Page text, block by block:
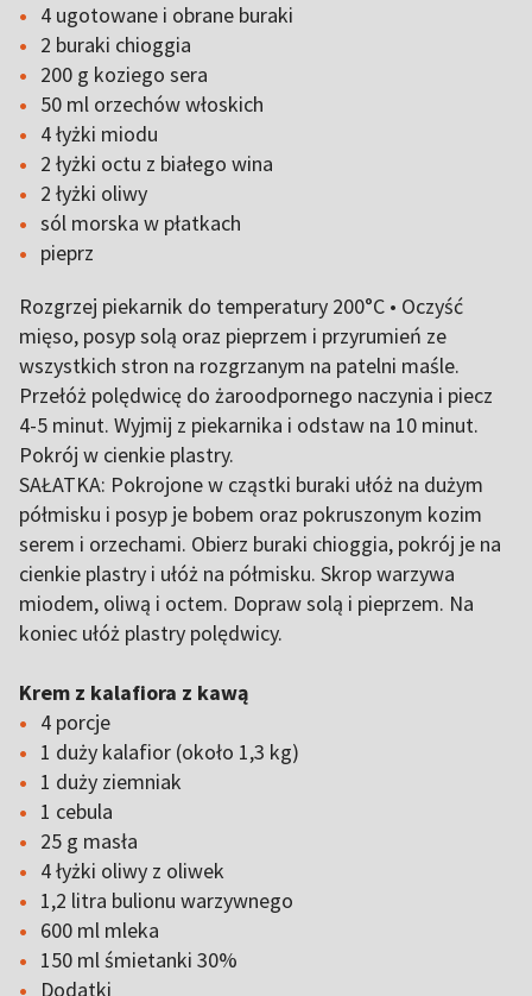
4 ugotowane i obrane buraki
2 buraki chioggia
200 g koziego sera
50 ml orzechów włoskich
4 łyżki miodu
2 łyżki octu z białego wina
2 łyżki oliwy
sól morska w płatkach
pieprz
Rozgrzej piekarnik do temperatury 200°C • Oczyść
mięso, posyp solą oraz pieprzem i przyrumień ze
wszystkich stron na rozgrzanym na patelni maśle.
Przełóż polędwicę do żaroodpornego naczynia i piecz
4-5 minut. Wyjmij z piekarnika i odstaw na 10 minut.
Pokrój w cienkie plastry.
SAŁATKA: Pokrojone w cząstki buraki ułóż na dużym
półmisku i posyp je bobem oraz pokruszonym kozim
serem i orzechami. Obierz buraki chioggia, pokrój je na
cienkie plastry i ułóż na półmisku. Skrop warzywa
miodem, oliwą i octem. Dopraw solą i pieprzem. Na
koniec ułóż plastry polędwicy.
Krem z kalafiora z kawą
4 porcje
1 duży kalafior (około 1,3 kg)
1 duży ziemniak
1 cebula
25 g masła
4 łyżki oliwy z oliwek
1,2 litra bulionu warzywnego
600 ml mleka
150 ml śmietanki 30%
Dodatki